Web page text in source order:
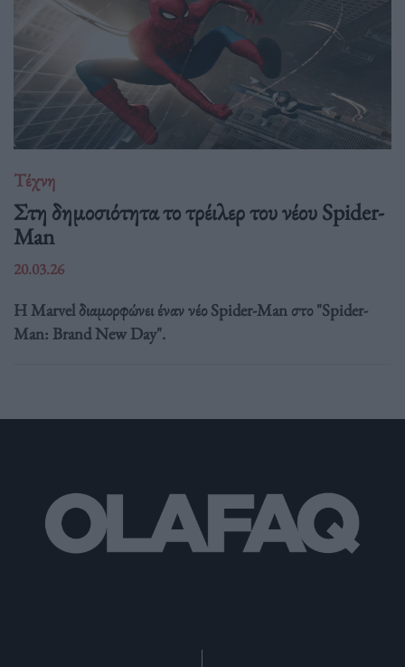
Τέχνη
Στη δημοσιότητα το τρέιλερ του νέου Spider-
Man
20.03.26
Η Marvel διαμορφώνει έναν νέο Spider-Man στο "Spider-
Man: Brand New Day".